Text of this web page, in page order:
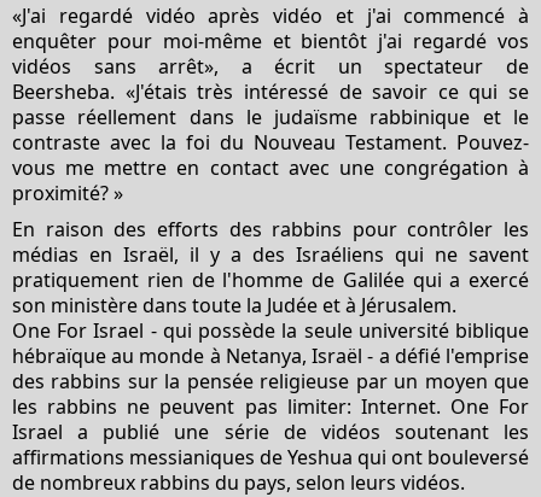
«J'ai regardé vidéo après vidéo et j'ai commencé à
enquêter pour moi-même et bientôt j'ai regardé vos
vidéos sans arrêt», a écrit un spectateur de
Beersheba. «J'étais très intéressé de savoir ce qui se
passe réellement dans le judaïsme rabbinique et le
contraste avec la foi du Nouveau Testament. Pouvez-
vous me mettre en contact avec une congrégation à
proximité? »
En raison des efforts des rabbins pour contrôler les
médias en Israël, il y a des Israéliens qui ne savent
pratiquement rien de l'homme de Galilée qui a exercé
son ministère dans toute la Judée et à Jérusalem.
One For Israel - qui possède la seule université biblique
hébraïque au monde à Netanya, Israël - a défié l'emprise
des rabbins sur la pensée religieuse par un moyen que
les rabbins ne peuvent pas limiter: Internet. One For
Israel a publié une série de vidéos soutenant les
affirmations messianiques de Yeshua qui ont bouleversé
de nombreux rabbins du pays, selon leurs vidéos.